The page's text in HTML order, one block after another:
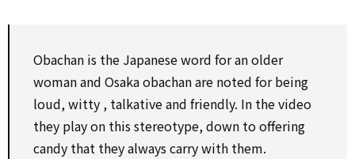
Obachan is the Japanese word foran older
woman and Osaka obachan are noted forbeing
loud, witty , talkativeand friendly. In the video
they playon this stereotype, down tooffering
candy that they always carrywith them.